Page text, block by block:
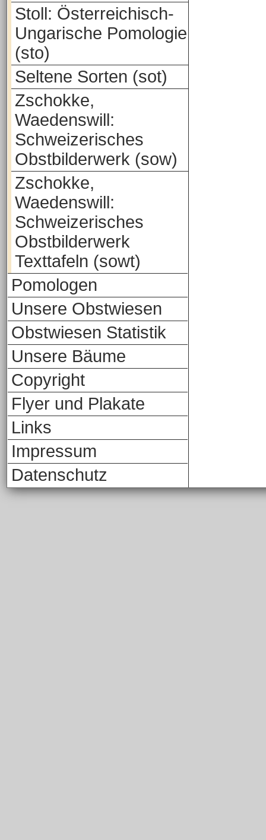
Stoll: Österreichisch-
Ungarische Pomologie
(sto)
Seltene Sorten (sot)
Zschokke,
Waedenswill:
Schweizerisches
Obstbilderwerk (sow)
Zschokke,
Waedenswill:
Schweizerisches
Obstbilderwerk
Texttafeln (sowt)
Pomologen
Unsere Obstwiesen
Obstwiesen Statistik
Unsere Bäume
Copyright
Flyer und Plakate
Links
Impressum
Datenschutz